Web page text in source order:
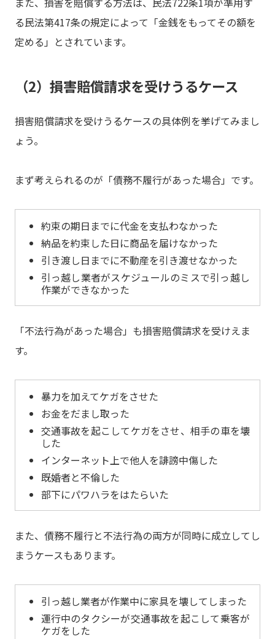
る民法第417条の規定によって「金銭をもってその額を
定める」とされています。
（2）損害賠償請求を受けうるケース
損害賠償請求を受けうるケースの具体例を挙げてみまし
ょう。
まず考えられるのが「債務不履行があった場合」です。
約束の期日までに代金を支払わなかった
納品を約束した日に商品を届けなかった
引き渡し日までに不動産を引き渡せなかった
引っ越し業者がスケジュールのミスで引っ越し
作業ができなかった
「不法行為があった場合」も損害賠償請求を受けえま
す。
暴力を加えてケガをさせた
お金をだまし取った
交通事故を起こしてケガをさせ、相手の車を壊
した
インターネット上で他人を誹謗中傷した
既婚者と不倫した
部下にパワハラをはたらいた
また、債務不履行と不法行為の両方が同時に成立してし
まうケースもあります。
引っ越し業者が作業中に家具を壊してしまった
運行中のタクシーが交通事故を起こして乗客が
ケガをした